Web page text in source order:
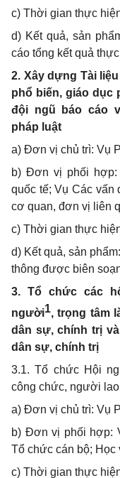
c) Thời gian thực
d) Kết quả, sản
cáo tổng kết quả
2. Xây dựng Tài
phổ biến, giáo dục
đội ngũ báo cáo
pháp luật
a) Đơn vị chủ trì: Vụ
b) Đơn vị phối
quốc tế; Vụ Các vấn
cơ quan, đơn vị liên
c) Thời gian thực
d) Kết quả, sản
thông được biên
3. Tổ chức các
người1, trọng tâm
dân sự, chính trị
dân sự, chính trị
3.1. Tổ chức Hội
công chức, người
a) Đơn vị chủ trì: Vụ
b) Đơn vị phối hợp:
Tổ chức cán bộ; Học
c) Thời gian thực